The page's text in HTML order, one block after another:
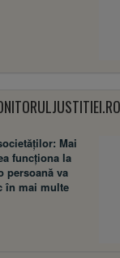
Mai
funcţiona la
persoană va
în mai multe